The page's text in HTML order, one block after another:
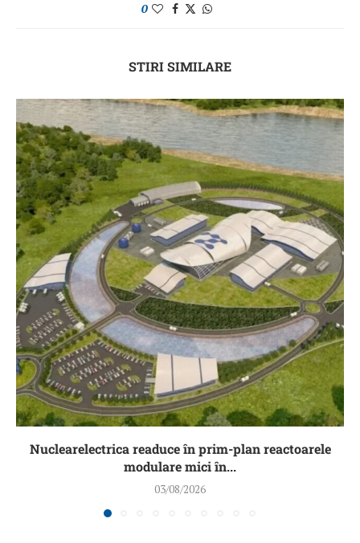
0
STIRI SIMILARE
Nuclearelectrica readuce în prim-plan reactoarele
modulare mici în...
03/08/2026